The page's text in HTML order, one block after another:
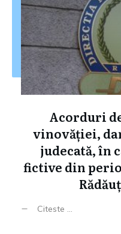
Acorduri
vinovăției,
judecată, în
fictive din
Citeste ...